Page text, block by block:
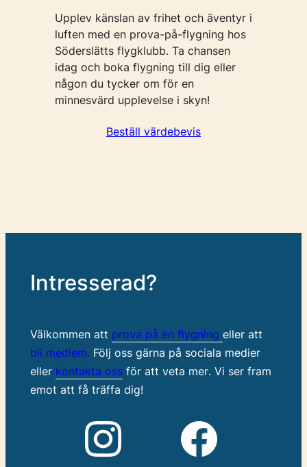
Upplev känslan av frihet och äventyr i
luften med en prova-på-flygning hos
Söderslätts flygklubb. Ta chansen
idag och boka flygning till dig eller
någon du tycker om för en
minnesvärd upplevelse i skyn!
Beställ värdebevis
Intresserad?
Välkommen att prova på en flygning eller att
bli medlem. Följ oss gärna på sociala medier
eller kontakta ossför att veta mer. Vi ser fram
emot att få träffa dig!